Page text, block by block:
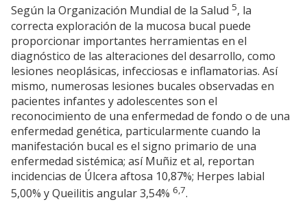
Según la Organización Mundial de la Salud 5, la
correcta exploración de la mucosa bucal puede
proporcionar importantes herramientas en el
diagnóstico de las alteraciones del desarrollo, como
lesiones neoplásicas, infecciosas e inflamatorias. Así
mismo, numerosas lesiones bucales observadas en
pacientes infantes y adolescentes son el
reconocimiento de una enfermedad de fondo o de una
enfermedad genética, particularmente cuando la
manifestación bucal es el signo primario de una
enfermedad sistémica; así Muñiz et al, reportan
incidencias de Úlcera aftosa 10,87%; Herpes labial
5,00% y Queilitis angular 3,54% 6,7.